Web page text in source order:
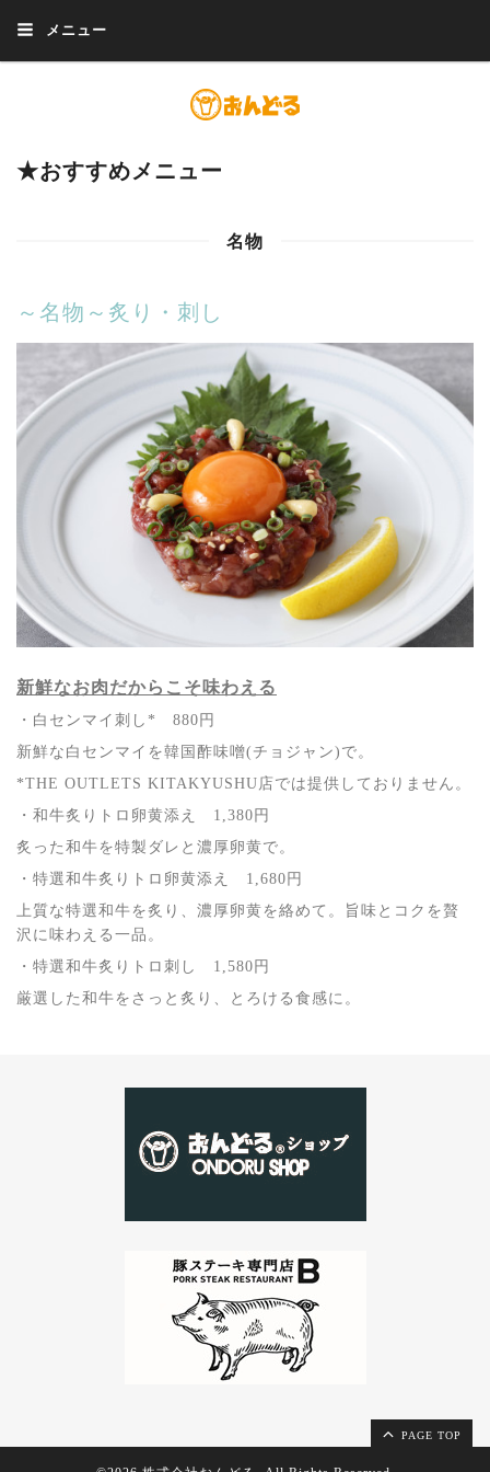
メニュー
★おすすめメニュー
名物
～名物～炙り・刺し
新鮮なお肉だからこそ味わえる
・白センマイ刺し* 880円
新鮮な白センマイを韓国酢味噌(チョジャン)で。
*THE OUTLETS KITAKYUSHU店では提供しておりません。
・和牛炙りトロ卵黄添え 1,380円
炙った和牛を特製ダレと濃厚卵黄で。
・特選和牛炙りトロ卵黄添え 1,680円
上質な特選和牛を炙り、濃厚卵黄を絡めて。旨味とコクを贅
沢に味わえる一品。
・特選和牛炙りトロ刺し 1,580円
厳選した和牛をさっと炙り、とろける食感に。
PAGE TOP